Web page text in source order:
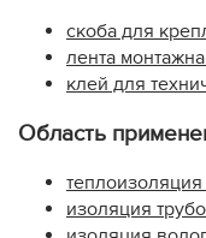
скоба для
лента
​клей для
Область
теплоизоляция
изоляция